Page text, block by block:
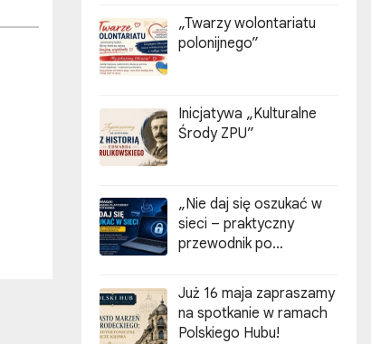
„Twarzy wolontariatu
polonijnego”
Inicjatywa „Kulturalne
Środy ZPU”
„Nie daj się oszukać w
sieci – praktyczny
przewodnik po
Już 16 maja zapraszamy
na spotkanie w ramach
Polskiego Hubu!